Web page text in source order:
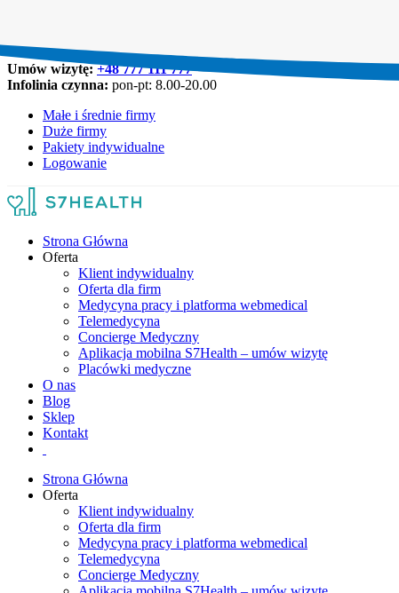
Umów wizytę:+48 777 111 777
Infolinia czynna: pon-pt: 8.00-20.00
Małe i średnie firmy
Duże firmy
Pakiety indywidualne
Logowanie
Strona Główna
Oferta
Klient indywidualny
Oferta dla firm
Medycyna pracy i platforma webmedical
Telemedycyna
Concierge Medyczny
Aplikacja mobilna S7Health – umów wizytę
Placówki medyczne
O nas
Blog
Sklep
Kontakt
Strona Główna
Oferta
Klient indywidualny
Oferta dla firm
Medycyna pracy i platforma webmedical
Telemedycyna
Concierge Medyczny